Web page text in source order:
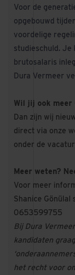
Voor de
opgebouwd
voordelige
studieschuld. Je
brutosalaris
Dura Vermeer
Wil jij ook meer
Dan zijn wij
direct via onze
onder de
Meer weten?
Voor meer
Shanice Gönülal
0653599755
Bij Dura
kandidaten
het recht voor